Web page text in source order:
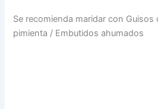
Se recomienda maridar con Guisos
pimienta / Embutidos ahumados